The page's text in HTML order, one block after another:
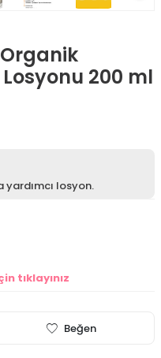
200 ml
yardımcı losyon.
tıklayınız
Beğen